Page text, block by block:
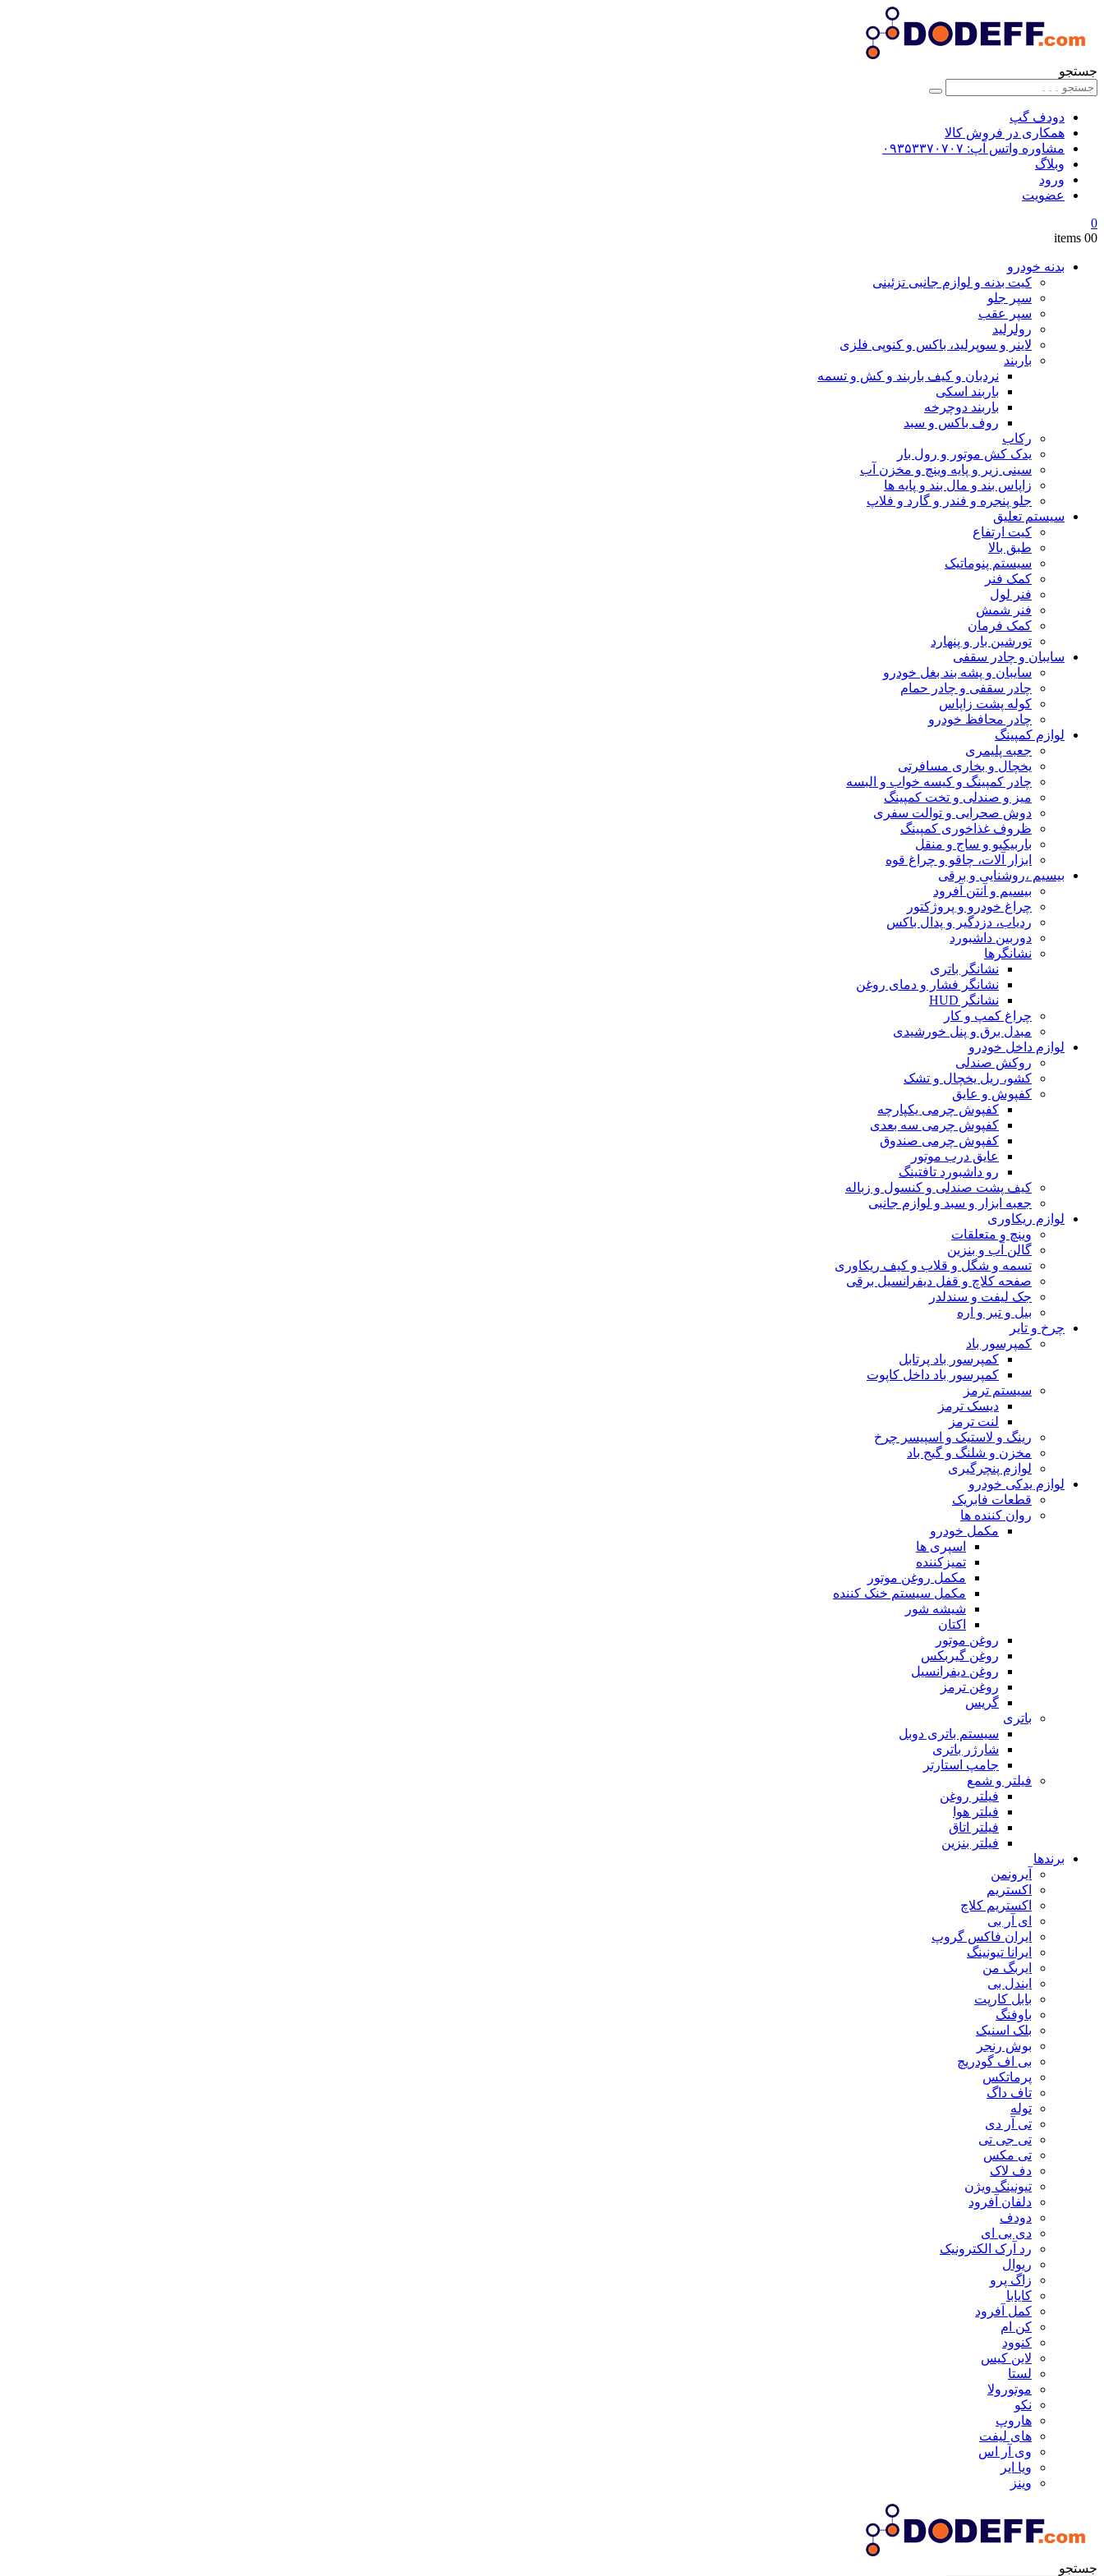
جستجو
دودف گپ
همکاری در فروش کالا
مشاوره واتس آپ: ۰۹۳۵۳۳۷۰۷۰۷
وبلاگ
ورود
عضویت
0
00 items
بدنه خودرو
کیت بدنه و لوازم جانبی تزئینی
سپر جلو
سپر عقب
رولرلید
لاینر و سوپرلید، باکس و کنوپی فلزی
باربند
نردبان و کیف باربند و کش و تسمه
باربند اسکی
باربند دوچرخه
روف باکس و سبد
رکاب
یدک کش موتور و رول بار
سینی زیر و پایه وینچ و مخزن آب
زاپاس بند و مال بند و پایه ها
جلو پنجره و فندر و گارد و فلاپ
سیستم تعلیق
کیت ارتفاع
طبق بالا
سیستم پنوماتیک
کمک فنر
فنر لول
فنر شمش
کمک فرمان
تورشین بار و پنهارد
سایبان و چادر سقفی
سایبان و پشه بند بغل خودرو
چادر سقفی و چادر حمام
کوله پشت زاپاس
چادر محافظ خودرو
لوازم کمپینگ
جعبه پلیمری
یخچال و بخاری مسافرتی
چادر کمپینگ و کیسه خواب و البسه
میز و صندلی و تخت کمپینگ
دوش صحرایی و توالت سفری
ظروف غذاخوری کمپینگ
باربیکیو و ساج و منقل
ابزار آلات، چاقو و چراغ قوه
بیسیم ،روشنایی و برقی
بیسیم و آنتن آفرود
چراغ خودرو و پروژکتور
ردیاب، دزدگیر و پدال باکس
دوربین داشبورد
نشانگرها
نشانگر باتری
نشانگر فشار و دمای روغن
نشانگر HUD
چراغ کمپ و کار
مبدل برق و پنل خورشیدی
لوازم داخل خودرو
روکش صندلی
کشو، ریل یخچال و تشک
کفپوش و عایق
کفپوش چرمی یکپارچه
کفپوش چرمی سه بعدی
کفپوش چرمی صندوق
عایق درب موتور
رو داشبورد تافتینگ
کیف پشت صندلی و کنسول و زباله
جعبه ابزار و سبد و لوازم جانبی
لوازم ریکاوری
وینچ و متعلقات
گالن آب و بنزین
تسمه و شگل و قلاب و کیف ریکاوری
صفحه کلاچ و قفل دیفرانسیل برقی
جک لیفت و سندلدر
بیل و تبر و اره
چرخ و تایر
کمپرسور باد
کمپرسور باد پرتابل
کمپرسور باد داخل کاپوت
سیستم ترمز
دیسک ترمز
لنت ترمز
رینگ و لاستیک و اسپیسر چرخ
مخزن و شلنگ و گیج باد
لوازم پنچرگیری
لوازم یدکی خودرو
قطعات فابریک
روان کننده ها
مکمل خودرو
اسپری ها
تمیزکننده
مکمل روغن موتور
مکمل سیستم خنک کننده
شیشه شور
اکتان
روغن موتور
روغن گیربکس
روغن دیفرانسیل
روغن ترمز
گریس
باتری
سیستم باتری دوبل
شارژر باتری
جامپ استارتر
فیلتر و شمع
فیلتر روغن
فیلتر هوا
فیلتر اتاق
فیلتر بنزین
برندها
آیرونمن
اکستریم
اکستریم کلاچ
ای آر بی
ایران فاکس گروپ
ایرانا تیونینگ
ایربگ من
ایندل بی
بابل کارپت
باوفنگ
بلک اسنیک
بوش رنجر
بی اف گودریچ
پرماتکس
تاف داگ
توله
تی آر دی
تی جی تی
تی مکس
دف لاک
تیونینگ ویژن
دلفان آفرود
دودف
دی بی ای
رد آرک الکترونیک
ریوال
زاگ پرو
کایابا
کمل آفرود
کن ام
کنوود
لاین کیس
لستا
موتورولا
نکو
هاروپ
های لیفت
وی آر اس
ویا ایر
وینز
جستجو